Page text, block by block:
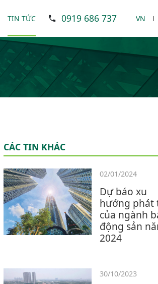
TIN TỨC 0919 686 737 VN
CÁC TIN KHÁC
02/01/2024
Dự báo xu
hướng phát
của ngành
động sản
2024
30/10/2023